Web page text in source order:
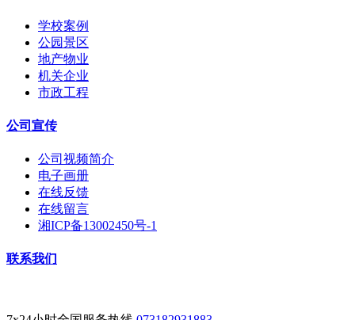
学校案例
公园景区
地产物业
机关企业
市政工程
公司宣传
公司视频简介
电子画册
在线反馈
在线留言
湘ICP备13002450号-1
联系我们